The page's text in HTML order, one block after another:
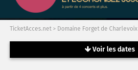
TicketAcces.net > Domaine Forget de Charlevoix
Voir les dates